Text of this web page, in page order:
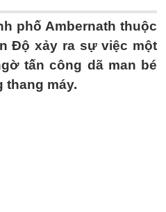
phố Ambernath thuộc
Độ xảy ra sự việc một
tấn công dã man bé
thang máy.